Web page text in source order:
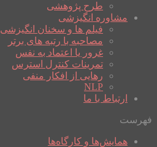
طرح پژوهشی
مشاوره انگیزشی
فیلم ها و سخنان انگیزشی
مصاحبه با رتبه های برتر
غرور یا اعتماد به نفس
تمرینات کنترل استرس
رهایی از افکار منفی
NLP
ارتباط با ما
فهرست
همایش‌ها و کارگاه‌ها